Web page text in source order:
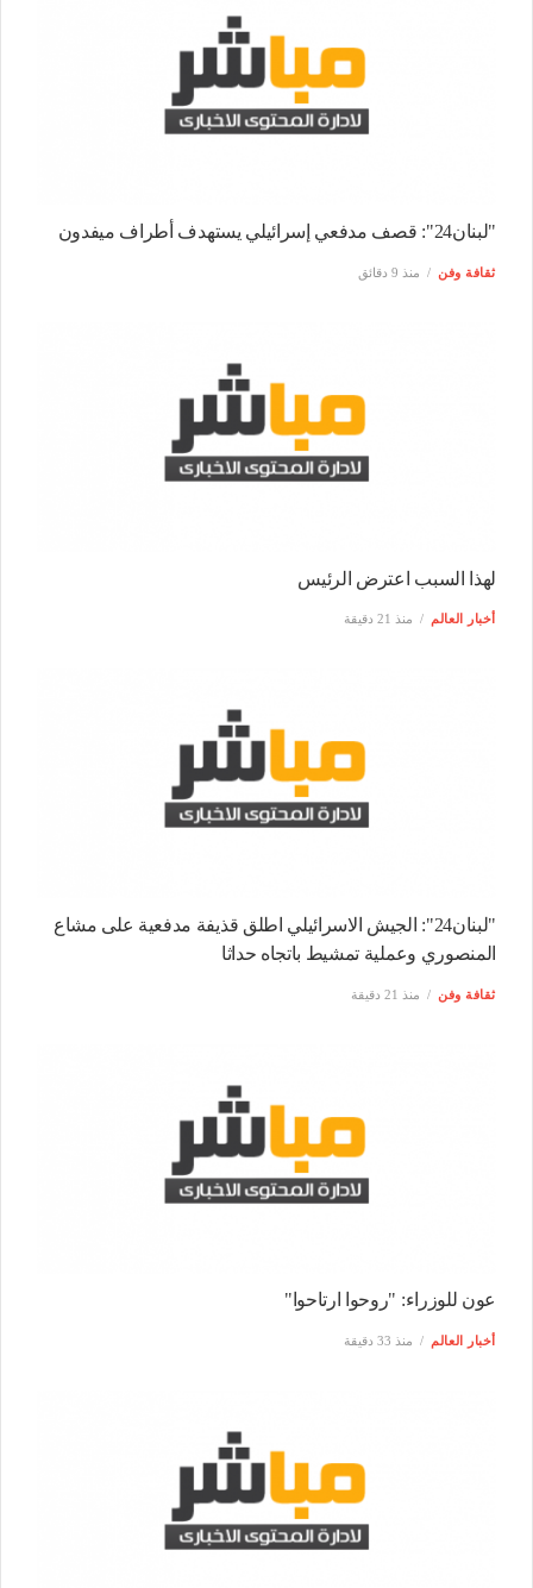
"لبنان24": قصف مدفعي إسرائيلي يستهدف أطراف ميفدون
ثقافة وفن منذ 9 دقائق
لهذا السبب اعترض الرئيس
أخبار العالم منذ 21 دقيقة
"لبنان24": الجيش الاسرائيلي اطلق قذيفة مدفعية على مشاع
المنصوري وعملية تمشيط باتجاه حداثا
ثقافة وفن منذ 21 دقيقة
عون للوزراء: "روحوا ارتاحوا"
أخبار العالم منذ 33 دقيقة